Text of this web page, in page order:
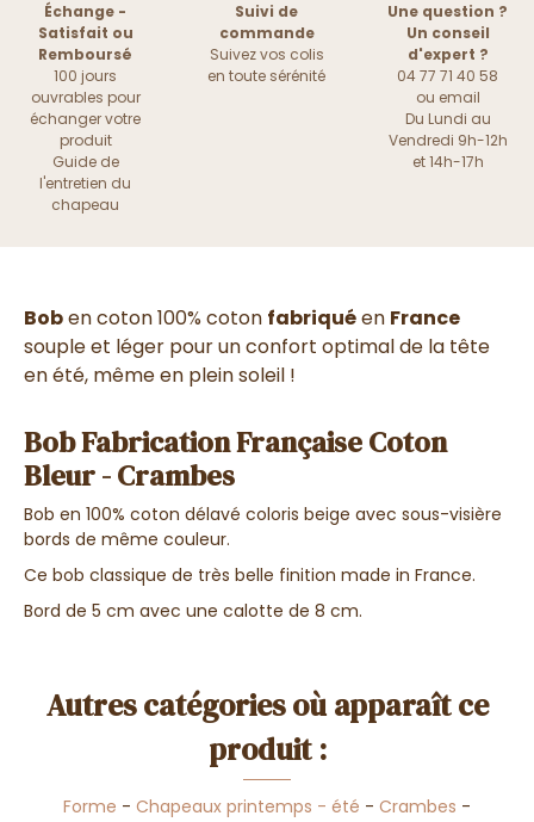
Échange -
Satisfait ou
Remboursé
100 jours
ouvrables pour
échanger votre
produit
Guide de
l'entretien du
chapeau
Suivi de
commande
Suivez vos colis
en toute sérénité
Une question ?
Un conseil
d'expert ?
04 77 71 40 58
ou email
Du Lundi au
Vendredi 9h-12h
et 14h-17h
Boben coton 100% coton fabriquéen France
souple et léger pour un confort optimal de la tête
en été, même en plein soleil !
Bob Fabrication Française Coton
Bleur - Crambes
Bob en 100% coton délavé coloris beige avec sous-visière
bords de même couleur.
Ce bob classique de très belle finition made in France.
Bord de 5 cm avec une calotte de 8 cm.
Autres catégories où apparaît ce
produit :
Forme - Chapeaux printemps - été - Crambes -